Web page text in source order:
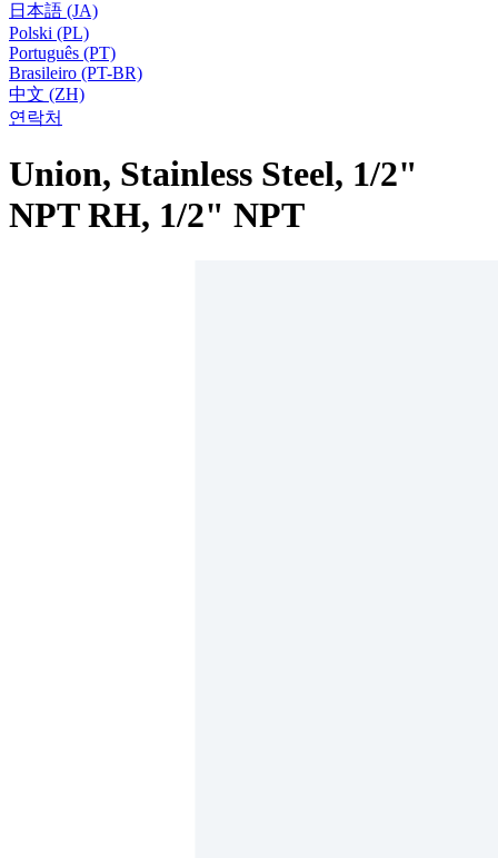
日本語 (JA)
Polski (PL)
Português (PT)
Brasileiro (PT-BR)
中文 (ZH)
연락처
Union, Stainless Steel, 1/2"
NPT RH, 1/2" NPT